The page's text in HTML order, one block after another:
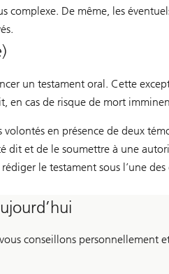
complexe. De même, les
un testament oral. Cette
en cas de risque de mort
en présence de deux
dit et de le soumettre à une
le testament sous l’une
conseillons personnellement